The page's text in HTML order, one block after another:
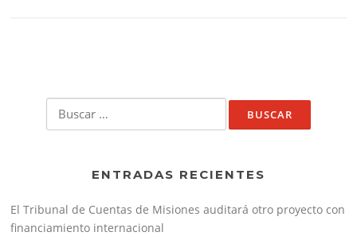
ENTRADAS RECIENTES
El Tribunal de Cuentas de Misiones auditará otro proyecto con
financiamiento internacional